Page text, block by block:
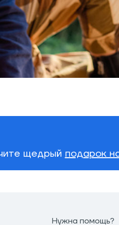
Нужна помощь?
щедрый подарок